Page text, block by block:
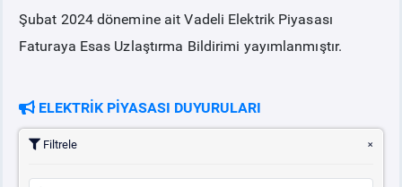
VADELİ ELEKTRİK PİYASASI
SERBEST TÜKETİCİ
Şubat 2024 dönemine ait Vadeli Elektrik Piyasası
Faturaya Esas Uzlaştırma Bildirimi yayımlanmıştır.
ELEKTRİK PİYASASI DUYURULARI
Filtrele